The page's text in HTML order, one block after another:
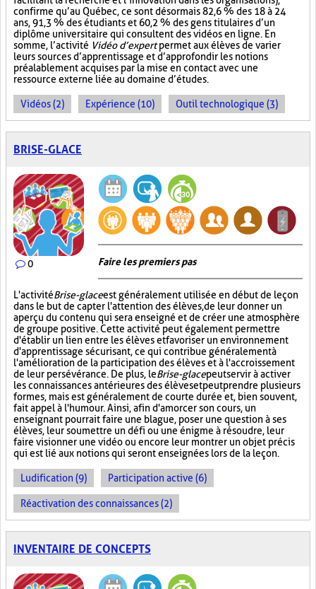
confirme qu’au Québec, ce sont désormais 82,6 % des 18 à 24
ans, 91,3 % des étudiants et 60,2 % des gens titulaires d’un
diplôme universitaire qui consultent des vidéos en ligne. En
somme, l’activité Vidéo d’expertpermet aux élèves de varier
leurs sources d’apprentissage et d’approfondir les notions
préalablement acquises par la mise en contact avec une
ressource externe liée au domaine d’études.
Vidéos (2) Expérience (10) Outil technologique (3)
BRISE-GLACE
0 Faire les premiers pas
L'activitéBrise-glaceest généralement utilisée en début de leçon
dans le but de capter l'attention des élèves, de leur donner un
aperçu du contenu qui sera enseigné et de créer une atmosphère
de groupe positive. Cette activité peut également permettre
d'établir un lien entre les élèves et favoriser un environnement
d'apprentissage sécurisant, ce qui contribue généralement à
l'amélioration de la participation des élèves et à l'accroissement
de leur persévérance. De plus, leBrise-glacepeut servir à activer
les connaissances antérieures des élèves et peut prendre plusieurs
formes, mais est généralement de courte durée et, bien souvent,
fait appel à l'humour. Ainsi, afin d'amorcer son cours, un
enseignant pourrait faire une blague, poser une question à ses
élèves, leur soumettre un défi ou une énigme à résoudre, leur
faire visionner une vidéo ou encore leur montrer un objet précis
qui est lié aux notions qui seront enseignées lors de la leçon.
Ludification (9) Participation active (6)
Réactivation des connaissances (2)
INVENTAIRE DE CONCEPTS